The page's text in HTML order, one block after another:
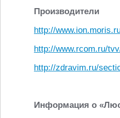
Производители
http://
http://www.rcom.ru/
http://zdravim.ru/
Информация о